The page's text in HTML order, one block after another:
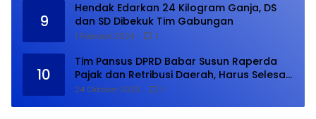
9
Hendak Edarkan 24 Kilogram Ganja, DS
dan SD Dibekuk Tim Gabungan
1 Februari 2024 1
10
Tim Pansus DPRD Babar Susun Raperda
Pajak dan Retribusi Daerah, Harus Selesai
Januari 2024
24 Oktober 2023 1